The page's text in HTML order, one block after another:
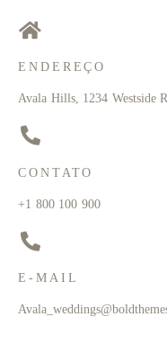
ENDEREÇO
Avala Hills, 1234 Westside
CONTATO
+1 800 100 900
E-MAIL